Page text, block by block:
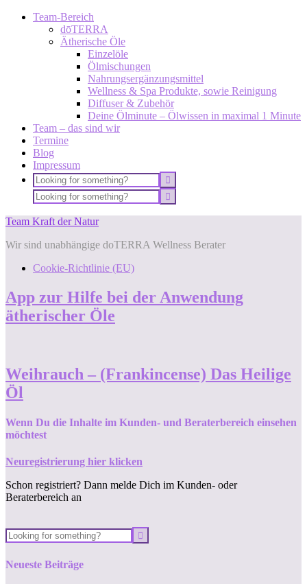
Team-Bereich
dōTERRA
Ätherische Öle
Einzelöle
Ölmischungen
Nahrungsergänzungsmittel
Wellness & Spa Produkte, sowie Reinigung
Diffuser & Zubehör
Deine Ölminute – Ölwissen in maximal 1 Minute
Team – das sind wir
Termine
Blog
Impressum
Team Kraft der Natur
Wir sind unabhängige doTERRA Wellness Berater
Cookie-Richtlinie (EU)
App zur Hilfe bei der Anwendung
ätherischer Öle
Weihrauch – (Frankincense) Das Heilige
Öl
Wenn Du die Inhalte im Kunden- und Beraterbereich einsehen
möchtest
Neuregistrierung hier klicken
Schon registriert? Dann melde Dich im Kunden- oder
Beraterbereich an
Neueste Beiträge